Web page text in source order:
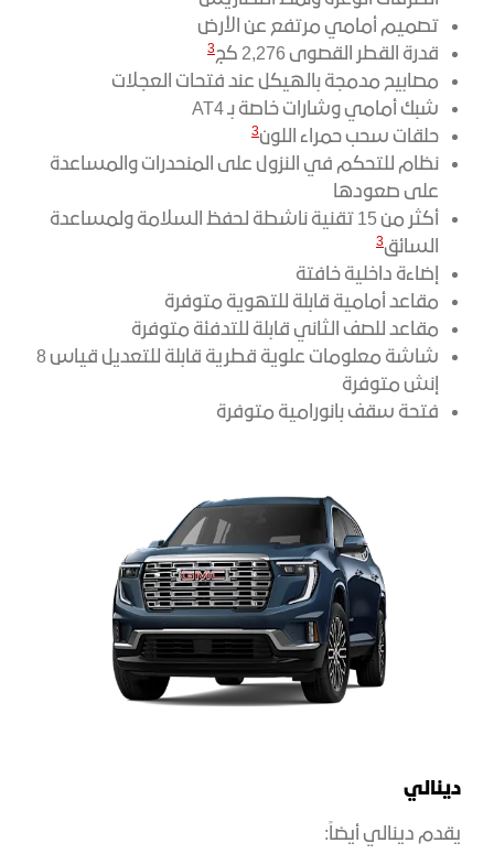
تصميم أمامي مرتفع عن الأرض
قدرة القطر القصوى 2,276 كج
3
مصابيح مدمجة بالهيكل عند فتحات العجلات
شبك أمامي وشارات خاصة بـ AT4
حلقات سحب حمراء اللون3
نظام للتحكم في النزول على المنحدرات والمساعدة
على صعودها
أكثر من 15 تقنية ناشطة لحفظ السلامة ولمساعدة
السائق3
إضاءة داخلية خافتة
مقاعد أمامية قابلة للتهوية متوفرة
مقاعد للصف الثاني قابلة للتدفئة متوفرة
شاشة معلومات علوية قطرية قابلة للتعديل قياس 8
إنش متوفرة
فتحة سقف بانورامية متوفرة
دينالي
يقدم دينالي أيضاً: